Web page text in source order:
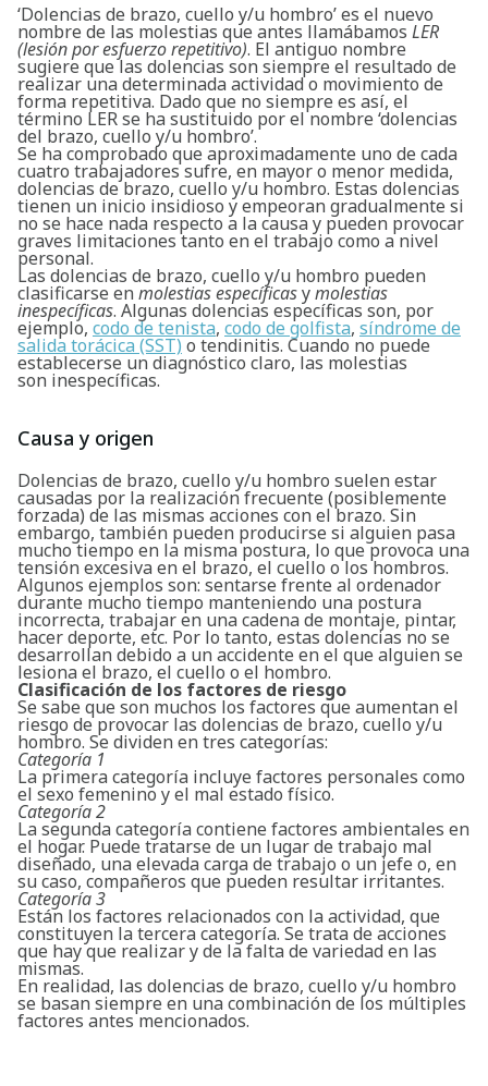
‘Dolencias de brazo, cuello y/u hombro’ es el nuevo
nombre de las molestias que antes llamábamos LER
(lesión por esfuerzo repetitivo). El antiguo nombre
sugiere que las dolencias son siempre el resultado de
realizar una determinada actividad o movimiento de
forma repetitiva. Dado que no siempre es así, el
término LER se ha sustituido por el nombre ‘dolencias
del brazo, cuello y/u hombro’.
Se ha comprobado que aproximadamente uno de cada
cuatro trabajadores sufre, en mayor o menor medida,
dolencias de brazo, cuello y/u hombro. Estas dolencias
tienen un inicio insidioso y empeoran gradualmente si
no se hace nada respecto a la causa y pueden provocar
graves limitaciones tanto en el trabajo como a nivel
personal.
Las dolencias de brazo, cuello y/u hombro pueden
clasificarse en molestias específicasymolestias
inespecíficas. Algunas dolencias específicas son, por
ejemplo, codo de tenista, codo de golfista, síndrome de
salida torácica (SST) o tendinitis. Cuando no puede
establecerse un diagnóstico claro, las molestias
son inespecíficas.
Causa y origen
Dolencias de brazo, cuello y/u hombro suelen estar
causadas por la realización frecuente (posiblemente
forzada) de las mismas acciones con el brazo. Sin
embargo, también pueden producirse si alguien pasa
mucho tiempo en la misma postura, lo que provoca una
tensión excesiva en el brazo, el cuello o los hombros.
Algunos ejemplos son: sentarse frente al ordenador
durante mucho tiempo manteniendo una postura
incorrecta, trabajar en una cadena de montaje, pintar,
hacer deporte, etc. Por lo tanto, estas dolencias no se
desarrollan debido a un accidente en el que alguien se
lesiona el brazo, el cuello o el hombro.
Clasificación de los factores de riesgo
Se sabe que son muchos los factores que aumentan el
riesgo de provocar las dolencias de brazo, cuello y/u
hombro. Se dividen en tres categorías:
Categoría 1
La primera categoría incluye factores personales como
el sexo femenino y el mal estado físico.
Categoría 2
La segunda categoría contiene factores ambientales en
el hogar. Puede tratarse de un lugar de trabajo mal
diseñado, una elevada carga de trabajo o un jefe o, en
su caso, compañeros que pueden resultar irritantes.
Categoría 3
Están los factores relacionados con la actividad, que
constituyen la tercera categoría. Se trata de acciones
que hay que realizar y de la falta de variedad en las
mismas.
En realidad, las dolencias de brazo, cuello y/u hombro
se basan siempre en una combinación de los múltiples
factores antes mencionados.